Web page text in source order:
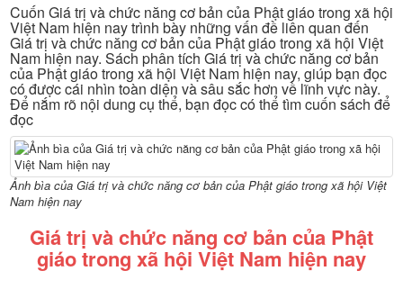
Cuốn Giá trị và chức năng cơ bản của Phật giáo trong xã hội
Việt Nam hiện nay trình bày những vấn đề liên quan đến
Giá trị và chức năng cơ bản của Phật giáo trong xã hội Việt
Nam hiện nay. Sách phân tích Giá trị và chức năng cơ bản
của Phật giáo trong xã hội Việt Nam hiện nay, giúp bạn đọc
có được cái nhìn toàn diện và sâu sắc hơn về lĩnh vực này.
Để nắm rõ nội dung cụ thể, bạn đọc có thể tìm cuốn sách để
đọc
Ảnh bìa của Giá trị và chức năng cơ bản của Phật giáo trong xã hội Việt
Nam hiện nay
Giá trị và chức năng cơ bản của Phật
giáo trong xã hội Việt Nam hiện nay